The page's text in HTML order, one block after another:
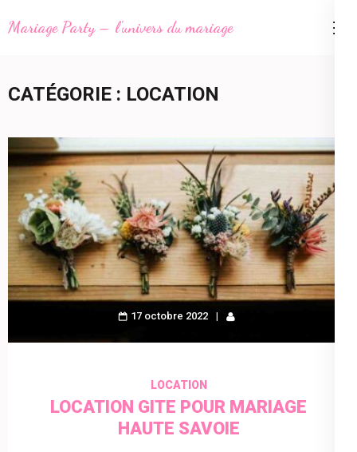
au
Entrée)
Mariage Party – l'univers du mariage
CATÉGORIE : LOCATION
17 octobre 2022
LOCATION
LOCATION GITE POUR MARIAGE
HAUTE SAVOIE